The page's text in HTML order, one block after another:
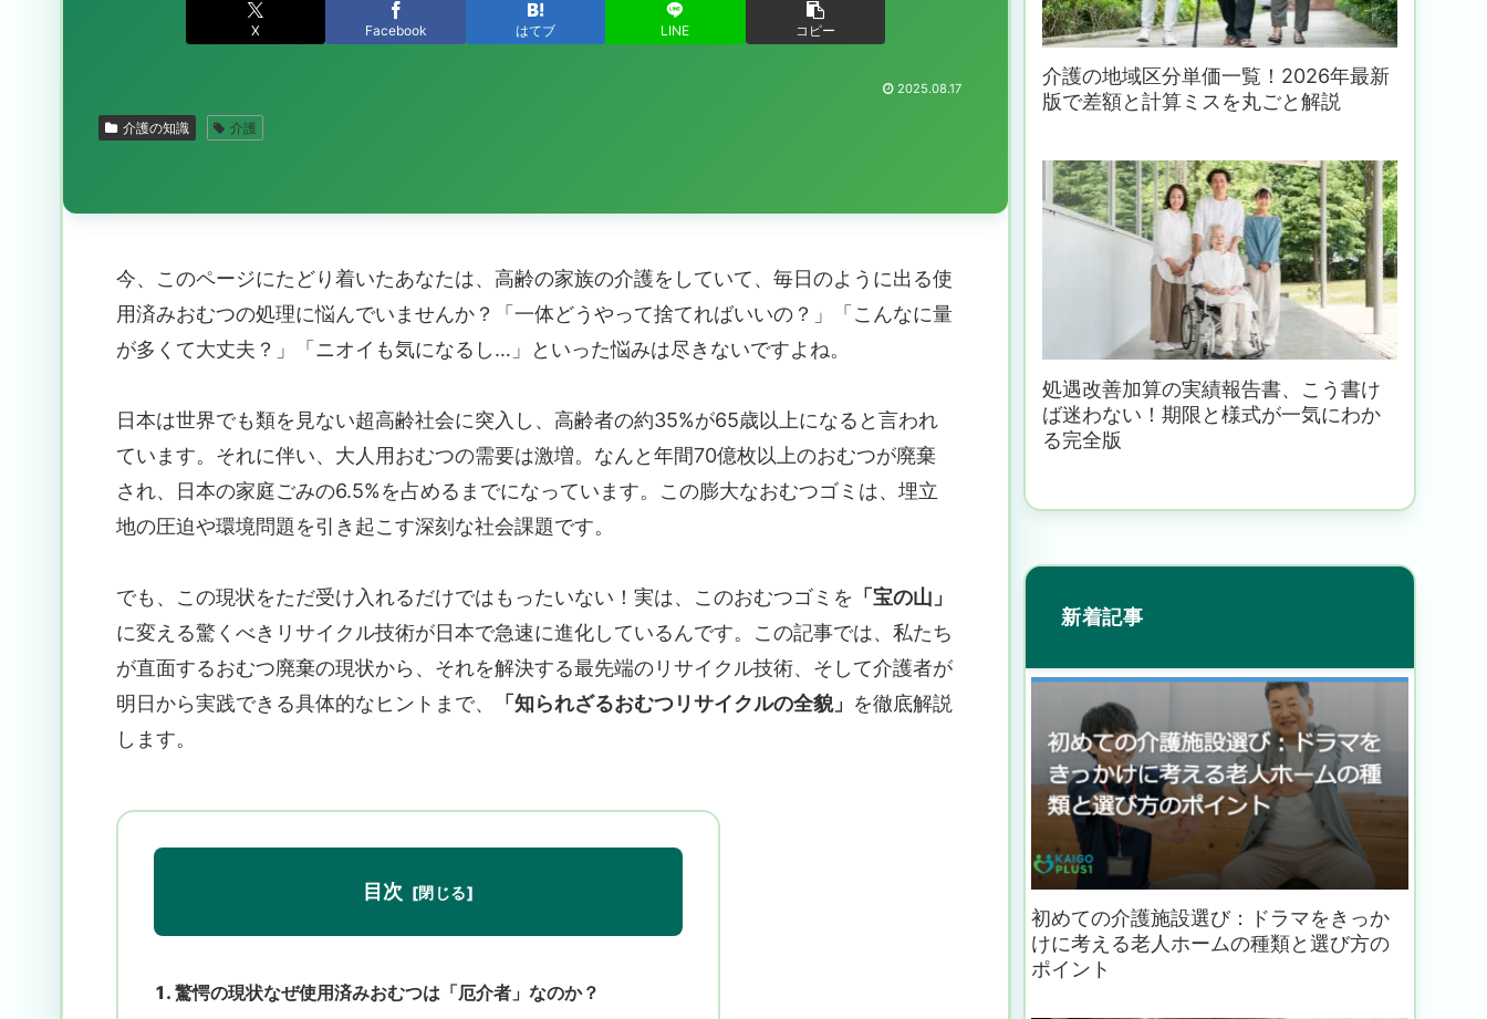
X Facebook はてブ LINE コピー
2025.08.17
介護の知識 介護
今、このページにたどり着いたあなたは、高齢の家族の介護をしていて、毎日のように出る使
用済みおむつの処理に悩んでいませんか？「一体どうやって捨てればいいの？」「こんなに量
が多くて大丈夫？」「ニオイも気になるし…」といった悩みは尽きないですよね。
日本は世界でも類を見ない超高齢社会に突入し、高齢者の約35%が65歳以上になると言われ
ています。それに伴い、大人用おむつの需要は激増。なんと年間70億枚以上のおむつが廃棄
され、日本の家庭ごみの6.5%を占めるまでになっています。この膨大なおむつゴミは、埋立
地の圧迫や環境問題を引き起こす深刻な社会課題です。
でも、この現状をただ受け入れるだけではもったいない！実は、このおむつゴミを 「宝の山」
に変える驚くべきリサイクル技術が日本で急速に進化しているんです。この記事では、私たち
が直面するおむつ廃棄の現状から、それを解決する最先端のリサイクル技術、そして介護者が
明日から実践できる具体的なヒントまで、
「知られざるおむつリサイクルの全貌」 を徹底解説
します。
目次
驚愕の現状なぜ使用済みおむつは「厄介者」なのか？
介護の地域区分単価一覧！2026年最新
版で差額と計算ミスを丸ごと解説
処遇改善加算の実績報告書、こう書け
ば迷わない！期限と様式が一気にわか
る完全版
新着記事
初めての介護施設選び：ドラマをきっか
けに考える老人ホームの種類と選び方の
ポイント